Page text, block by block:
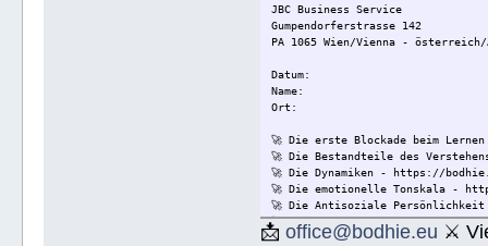
JBC Business Service
Gumpendorferstrasse 142
PA 1065 Wien/Vienna -
Datum:
Name:
Ort:
🚀 Die erste Blockade beim
🚀 Die Bestandteile des
🚀 Die Dynamiken - https://
🚀 Die emotionelle Tonskala -
🚀 Die Antisoziale
🚀 Die Lösung für Konflikte -
🚀 Lösungen für eine
📩office@bodhie.eu ⚔